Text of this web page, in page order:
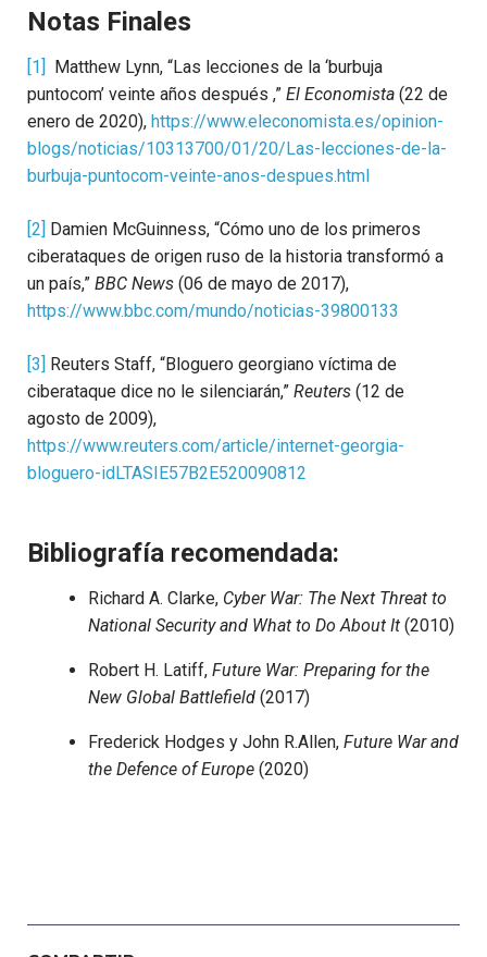
Notas Finales
[1]
Matthew Lynn, “Las lecciones de la ‘burbuja
puntocom’ veinte años después ,” El Economista (22 de
enero de 2020), https://www.eleconomista.es/opinion-
blogs/noticias/10313700/01/20/Las-lecciones-de-la-
burbuja-puntocom-veinte-anos-despues.html
[2]
Damien McGuinness, “Cómo uno de los primeros
ciberataques de origen ruso de la historia transformó a
un país,” BBC News (06 de mayo de 2017),
https://www.bbc.com/mundo/noticias-39800133
[3]
Reuters Staff, “Bloguero georgiano víctima de
ciberataque dice no le silenciarán,” Reuters (12 de
agosto de 2009),
https://www.reuters.com/article/internet-georgia-
bloguero-idLTASIE57B2E520090812
Bibliografía recomendada:
Richard A. Clarke, Cyber War: The Next Threat to
National Security and What to Do About It (2010)
Robert H. Latiff, Future War: Preparing for the
New Global Battlefield (2017)
Frederick Hodges y John R.Allen, Future War and
the Defence of Europe (2020)